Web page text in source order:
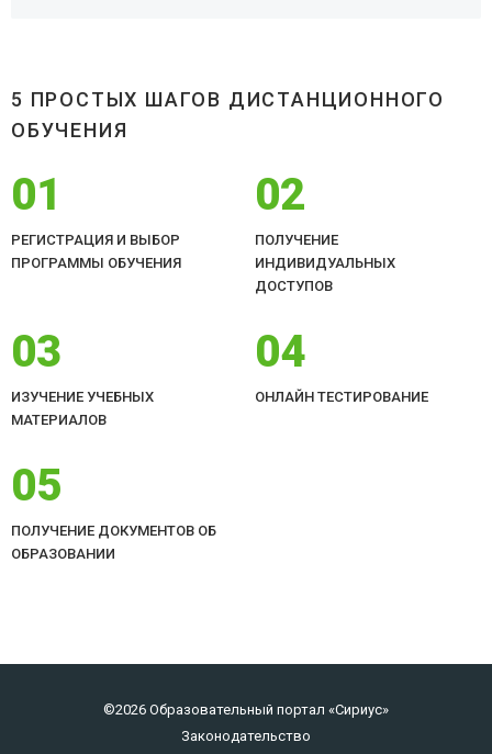
5 ПРОСТЫХ ШАГОВ ДИСТАНЦИОННОГО
ОБУЧЕНИЯ
01
РЕГИСТРАЦИЯ И ВЫБОР
ПРОГРАММЫ ОБУЧЕНИЯ
02
ПОЛУЧЕНИЕ
ИНДИВИДУАЛЬНЫХ
ДОСТУПОВ
03
ИЗУЧЕНИЕ УЧЕБНЫХ
МАТЕРИАЛОВ
04
ОНЛАЙН ТЕСТИРОВАНИЕ
05
ПОЛУЧЕНИЕ ДОКУМЕНТОВ ОБ
ОБРАЗОВАНИИ
©2026 Образовательный портал «Сириус»
Законодательство